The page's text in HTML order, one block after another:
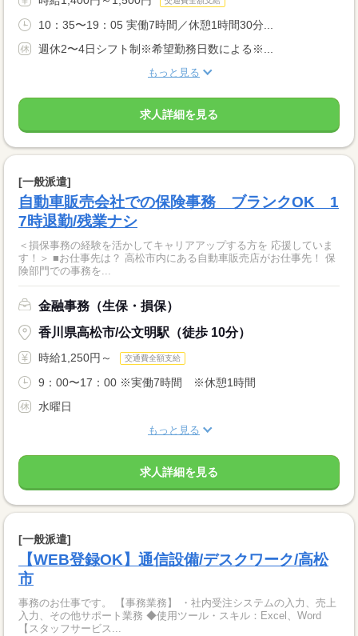
10：35〜19：05 実働7時間／休憩1時間30分...
週休2〜4日シフト制※希望勤務日数による※...
もっと見る
求人詳細を見る
[一般派遣]
自動車販売会社での保険事務 ブランクOK 1
7時退勤/残業ナシ
＜損保事務の経験を活かしてキャリアアップする方を 応援していま
す！＞ ■お仕事先は？ 高松市内にある自動車販売店がお仕事先！ 保
険部門での事務を...
金融事務（生保・損保）
香川県高松市/公文明駅（徒歩 10分）
時給1,250円～ 交通費全額支給
9：00〜17：00 ※実働7時間 ※休憩1時間
水曜日
もっと見る
求人詳細を見る
[一般派遣]
【WEB登録OK】通信設備/デスクワーク/高松
市
事務のお仕事です。 【事務業務】 ・社内受注システムの入力、売上
入力、その他サポート業務 ◆使用ツール・スキル：Excel、Word
【スタッフサービス...